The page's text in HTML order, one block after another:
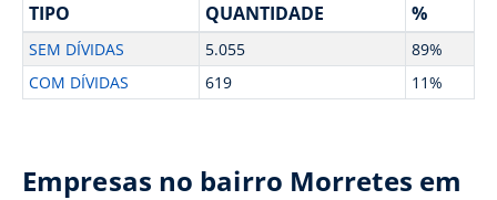
TIPO QUANTIDADE %
SEM DÍVIDAS 5.055
89%
COM DÍVIDAS
619 11%
Empresas no bairro Morretes em